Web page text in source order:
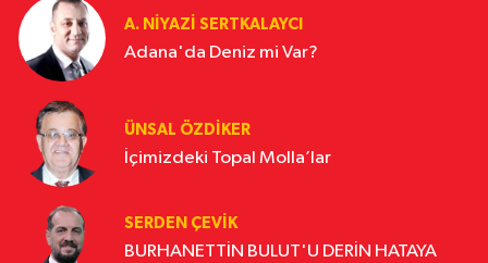
A. NIYAZI SERTKALAYCI
Adana'da Deniz mi Var?
ÜNSAL ÖZDIKER
İçimizdeki Topal Molla’lar
SERDEN ÇEVIK
BURHANETTİN BULUT'U DERİN HATAYA